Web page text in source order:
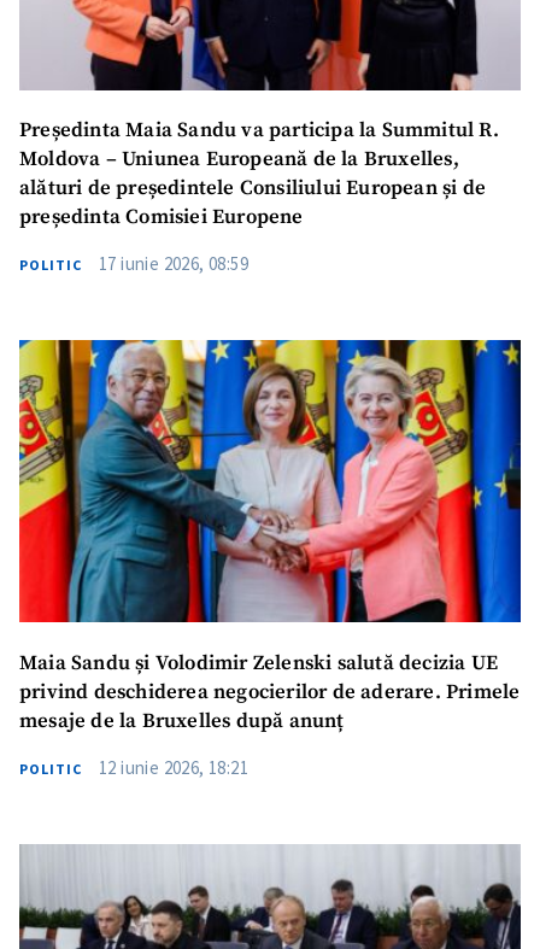
Președinta Maia Sandu va participa la Summitul R.
Moldova – Uniunea Europeană de la Bruxelles,
alături de președintele Consiliului European și de
președinta Comisiei Europene
POLITIC 17 iunie 2026, 08:59
Maia Sandu și Volodimir Zelenski salută decizia UE
privind deschiderea negocierilor de aderare. Primele
mesaje de la Bruxelles după anunț
POLITIC 12 iunie 2026, 18:21